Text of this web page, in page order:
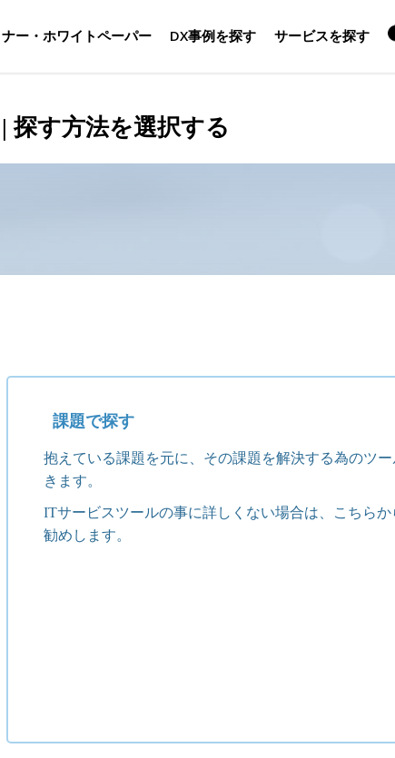
ー・ホワイトペーパー DX事例を探す サービスを探す
探す方法を選択する
課題で探す
抱えている課題を元に、その課題を解決する為のツ
きます。
ITサービスツールの事に詳しくない場合は、こちら
勧めします。